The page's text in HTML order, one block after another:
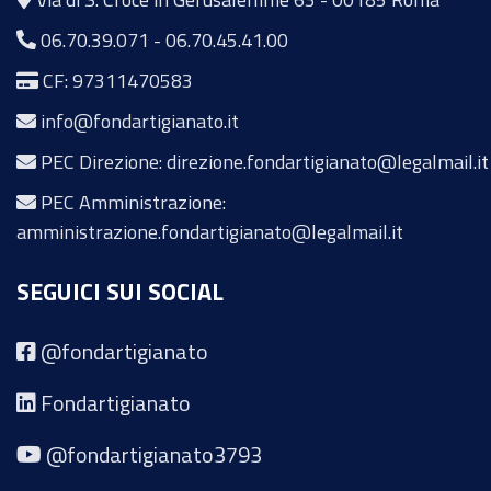
06.70.39.071 -06.70.45.41.00
CF: 97311470583
info@fondartigianato.it
PEC Direzione: direzione.fondartigianato@legalmail.it
PEC Amministrazione:
amministrazione.fondartigianato@legalmail.it
SEGUICI SUI SOCIAL
@fondartigianato
Fondartigianato
@fondartigianato3793